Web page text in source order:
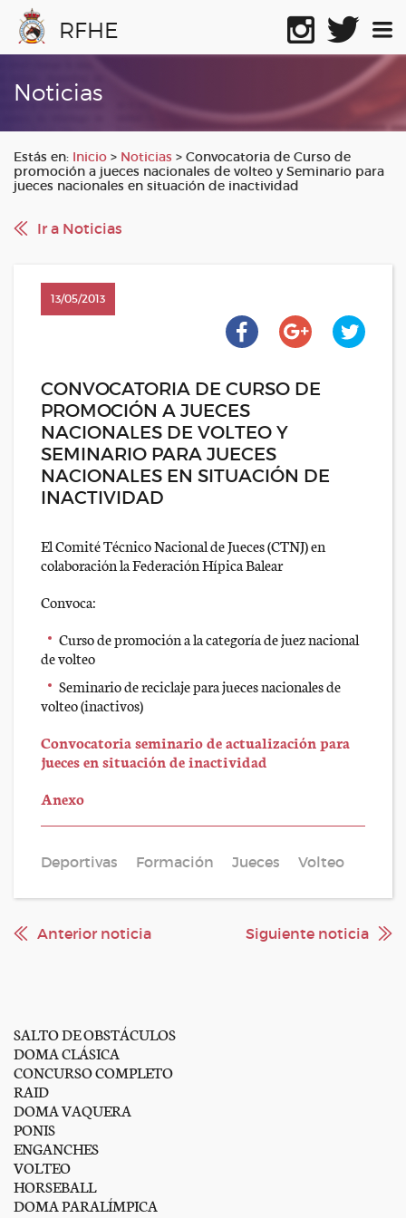
RFHE
Noticias
Estás en: Inicio > Noticias > Convocatoria de Curso de
promoción a jueces nacionales de volteo y Seminario para
jueces nacionales en situación de inactividad
Ir a Noticias
13/05/2013
CONVOCATORIA DE CURSO DE
PROMOCIÓN A JUECES
NACIONALES DE VOLTEO Y
SEMINARIO PARA JUECES
NACIONALES EN SITUACIÓN DE
INACTIVIDAD
El Comité Técnico Nacional de Jueces (CTNJ) en
colaboración la Federación Hípica Balear
Convoca:
Curso de promoción a la categoría de juez nacional
de volteo
Seminario de reciclaje para jueces nacionales de
volteo (inactivos)
Convocatoria seminario de actualización para
jueces en situación de inactividad
Anexo
Deportivas Formación Jueces Volteo
Anterior noticia Siguiente noticia
SALTO DE OBSTÁCULOS
DOMA CLÁSICA
CONCURSO COMPLETO
RAID
DOMA VAQUERA
PONIS
ENGANCHES
VOLTEO
HORSEBALL
DOMA PARALÍMPICA